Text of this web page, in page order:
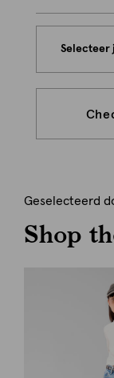
Selecteer
Geselecteerd
Shop